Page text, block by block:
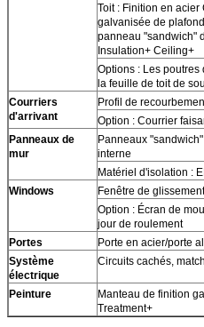
Toit : Finition en
galvanisée de
panneau "sandwich"
Insulation+ Ceiling+
Options : Les
la feuille de toit de
Courriers
d'arrivant
Profil de
Option : Courrier
Panneaux de
mur
Panneaux
interne
Matériel d'isolation :
Windows
Fenêtre de
Option : Écran de
jour de roulement
Portes
Porte en acier/porte
Système
électrique
Circuits cachés,
Peinture
Manteau de finition
Treatment+